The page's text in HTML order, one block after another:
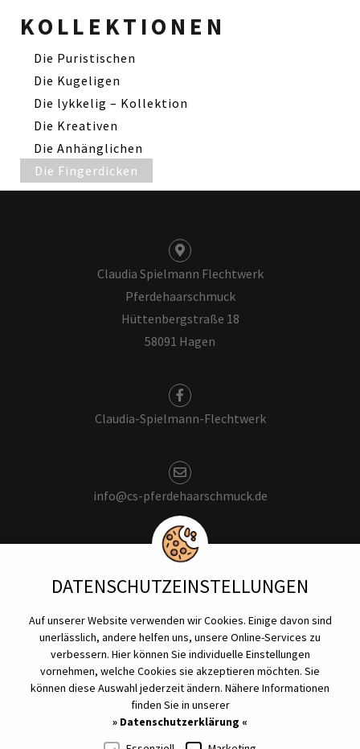
KOLLEKTIONEN
Die Puristischen
Die Kugeligen
Die lykkelig – Kollektion
Die Kreativen
Die Anhänglichen
Die Fingerdicken
Claudia Spielmann Flechtwerk
Pferdehaarschmuck
Hüttenbergstraße 18
58091 Hagen
Claudia-Spielmann-Flechtwerk
info@cs-pferdehaarschmuck.de
Impressum
Datenschutz
Referenzen
Schmuck aus Pferdehaar
DATENSCHUTZ­EINSTELLUNGEN
Auf unserer Website verwenden wir Cookies. Einige davon sind
unerlässlich, andere helfen uns, unsere Online-Services zu
verbessern. Hier können Sie individuelle Einstellungen
vornehmen, welche Cookies sie akzeptieren möchten. Sie
können diese Auswahl jederzeit ändern. Nähere Informationen
finden Sie in unserer
» Datenschutzerklärung «